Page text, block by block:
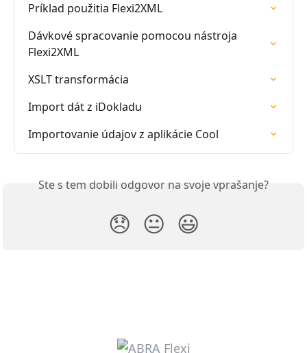
Príklad použitia Flexi2XML
Dávkové spracovanie pomocou nástroja
Flexi2XML
XSLT transformácia
Import dát z iDokladu
Importovanie údajov z aplikácie Cool
Ste s tem dobili odgovor na svoje vprašanje?
😞 😐 😃